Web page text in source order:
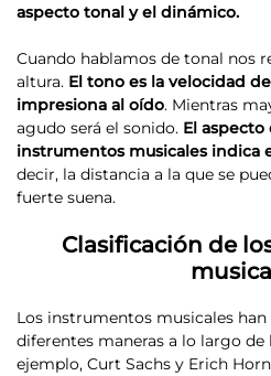
aspecto tonal y el dinámico.
Cuando hablamos de tonal nos
altura. El tono es la velocidad
impresiona al oído. Mientras
agudo será el sonido. El
instrumentos musicales indica
decir, la distancia a la que se
fuerte suena.
Clasificación de
Los instrumentos musicales
diferentes maneras a lo largo de
ejemplo, Curt Sachs y Erich